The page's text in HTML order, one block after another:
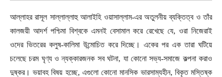
আল্লাহর রাসূল সাল্লাল্লাহু আলাইহি ওয়াসাল্লাম-এর অতুলনীয় ব্যক্তিত্ব ও তাঁর
কালজয়ী আদর্শ পশ্চিমা বিশ্বকে এমনই বেসামাল করে রেখেছে যে,ওরা নিজেরাই
ওদের ভিতরের কলুষ-কালিমা উন্মোচিত করে দিচ্ছে। একের পর এক তারা ঘটিয়ে
চলেছে চরম ঘৃণ্য ও ন্যক্কারজনক সব ঘটনা, যা কোনো সভ্য-সমাজে কল্পনা করাও
দুষ্কর। ভয়াবহ বিষয় হচ্ছে, এগুলো কোনো মানসিক ভারসাম্যহীন, বিকৃত মস্তিষ্ক